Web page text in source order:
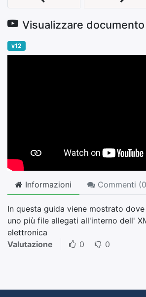
v12
Informazioni Commenti (0
In questa guida viene mostrato dove
uno più file allegati all'interno dell'
elettronica
Valutazione
0 0